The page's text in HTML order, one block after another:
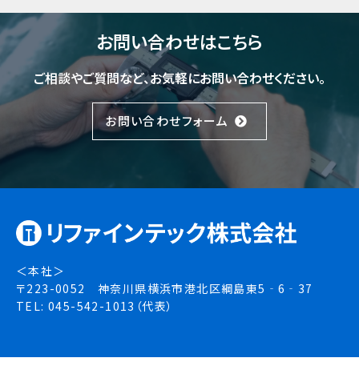
お問い合わせはこちら
ご相談やご質問など、お気軽にお問い合わせください。
お問い合わせフォーム
＜本社＞
〒223-0052 神奈川県横浜市港北区綱島東5‐6‐37
TEL: 045-542-1013（代表）